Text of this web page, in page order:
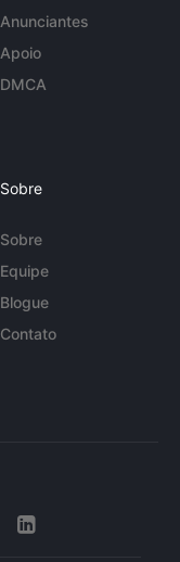
Anunciantes
Apoio
DMCA
Sobre
Sobre
Equipe
Blogue
Contato